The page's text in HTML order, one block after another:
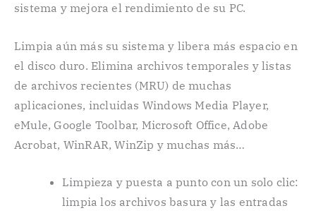
sistema y mejora el rendimiento de su PC.
Limpia aún más su sistema y libera más espacio en
el disco duro. Elimina archivos temporales y listas
de archivos recientes (MRU) de muchas
aplicaciones, incluidas Windows Media Player,
eMule, Google Toolbar, Microsoft Office, Adobe
Acrobat, WinRAR, WinZip y muchas más…
Limpieza y puesta a punto con un solo clic:
limpia los archivos basura y las entradas